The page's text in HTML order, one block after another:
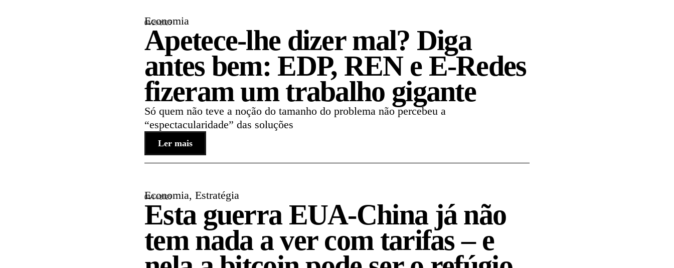
Economia
04/29/2025
Apetece-lhe dizer mal? Diga
antes bem: EDP, REN e E-Redes
fizeram um trabalho gigante
Só quem não teve a noção do tamanho do problema não percebeu a
“espectacularidade” das soluções
Ler mais
Economia, Estratégia
04/14/2025
Esta guerra EUA-China já não
tem nada a ver com tarifas – e